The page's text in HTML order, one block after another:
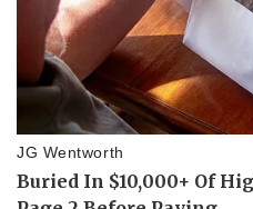
Doanh nghiệp
Thông tin doanh nghiệp
Doanh nghiệp 24h